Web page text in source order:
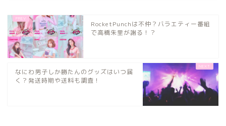
RocketPunchは不仲？バラエティー番組
で高橋朱里が謝る！？
なにわ男子しか勝たんのグッズはいつ届
く？発送時期や送料も調査！